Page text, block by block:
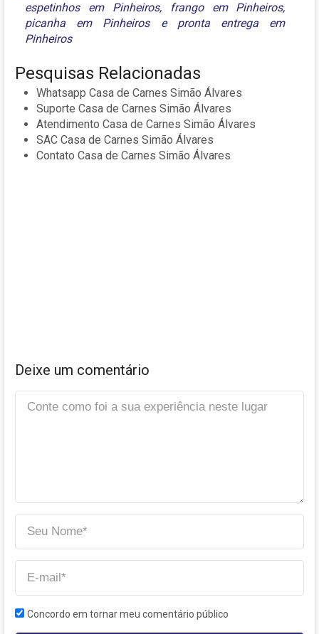
espetinhos em Pinheiros, frango em Pinheiros,
picanha em Pinheirose pronta entrega em
Pinheiros
Pesquisas Relacionadas
Whatsapp Casa de Carnes Simão Álvares
Suporte Casa de Carnes Simão Álvares
Atendimento Casa de Carnes Simão Álvares
SAC Casa de Carnes Simão Álvares
Contato Casa de Carnes Simão Álvares
Deixe um comentário
Concordo em tornar meu comentário público